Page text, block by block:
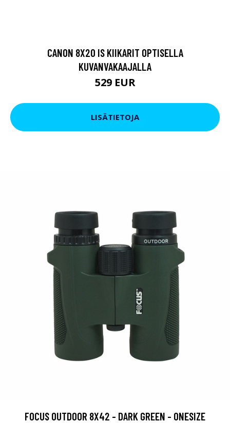
CANON 8X20 IS KIIKARIT OPTISELLA
KUVANVAKAAJALLA
529 EUR
LISÄTIETOJA
FOCUS OUTDOOR 8X42 - DARK GREEN - ONESIZE